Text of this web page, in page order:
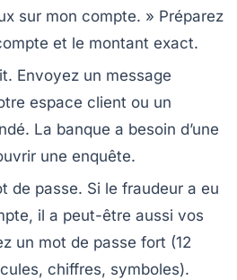
sur mon compte. » Préparez
et le montant exact.
Envoyez un message
espace client ou un
La banque a besoin d’une
une enquête.
de passe. Si le fraudeur a eu
il a peut-être aussi vos
un mot de passe fort (12
chiffres, symboles).